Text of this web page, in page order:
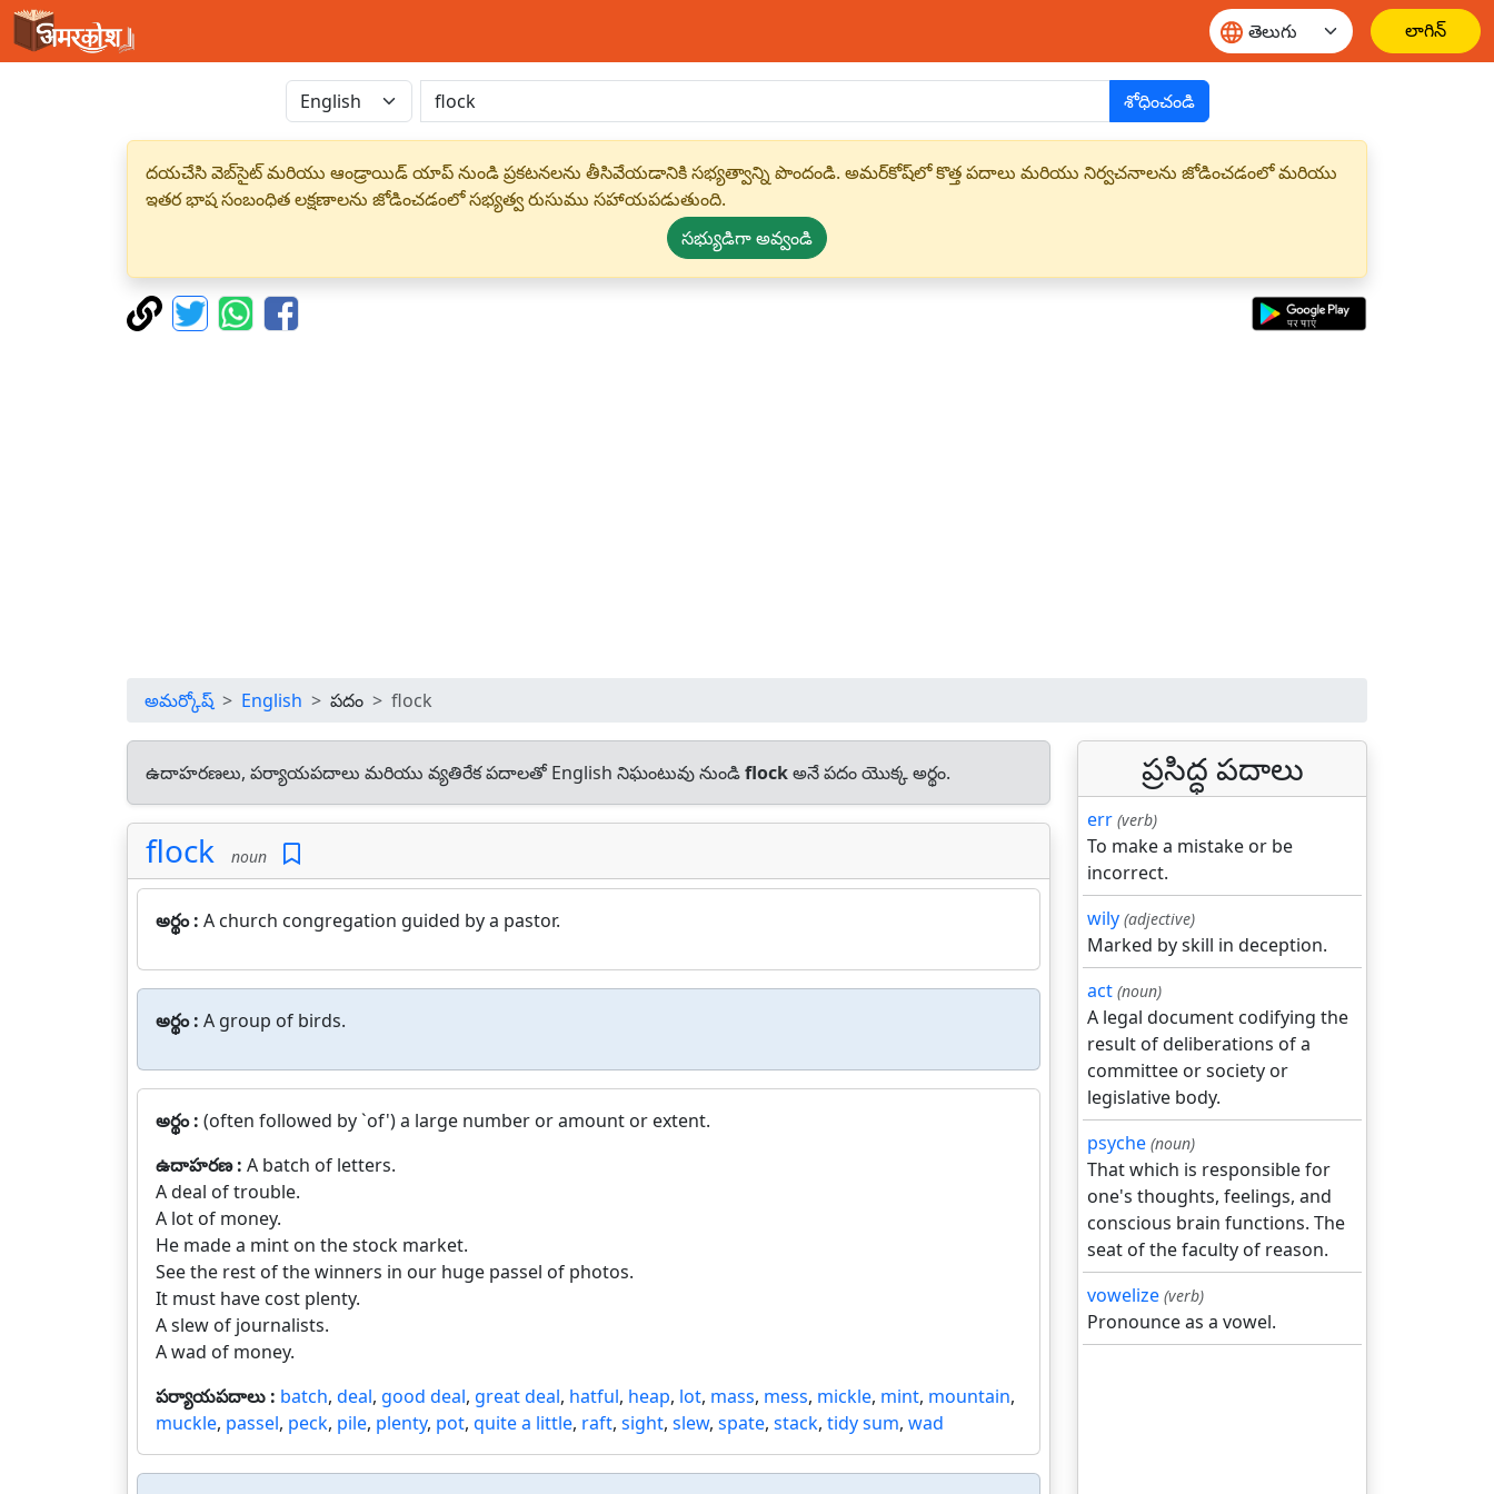
లాగిన్
శోధించండి
దయచేసి వెబ్‌సైట్ మరియు ఆండ్రాయిడ్ యాప్ నుండి ప్రకటనలను తీసివేయడానికి సభ్యత్వాన్ని పొందండి. అమర్‌కోష్‌లో కొత్త పదాలు మరియు నిర్వచనాలను జోడించడంలో మరియు
ఇతర భాష సంబంధిత లక్షణాలను జోడించడంలో సభ్యత్వ రుసుము సహాయపడుతుంది.
సభ్యుడిగా అవ్వండి
అమర్కోష్ English పదం flock
ఉదాహరణలు, పర్యాయపదాలు మరియు వ్యతిరేక పదాలతో English నిఘంటువు నుండిflockఅనే పదం యొక్క అర్థం.
flock noun
అర్థం : A church congregation guided by a pastor.
అర్థం : A group of birds.
అర్థం : (often followed by `of') a large number or amount or extent.
ఉదాహరణ : A batch of letters.
A deal of trouble.
A lot of money.
He made a mint on the stock market.
See the rest of the winners in our huge passel of photos.
It must have cost plenty.
A slew of journalists.
A wad of money.
పర్యాయపదాలు : batch, deal, good deal, great deal, hatful, heap, lot, mass, mess, mickle, mint, mountain,
muckle, passel, peck, pile, plenty, pot, quite a little, raft, sight, slew, spate, stack, tidy sum, wad
ప్రసిద్ధ పదాలు
err (verb)
To make a mistake or be
incorrect.
wily (adjective)
Marked by skill in deception.
act (noun)
A legal document codifying the
result of deliberations of a
committee or society or
legislative body.
psyche (noun)
That which is responsible for
one's thoughts, feelings, and
conscious brain functions. The
seat of the faculty of reason.
vowelize (verb)
Pronounce as a vowel.